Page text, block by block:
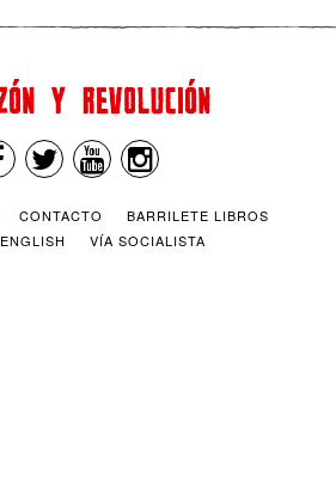
CONTACTO
BARRILETE LIBROS
ENGLISH VÍA SOCIALISTA